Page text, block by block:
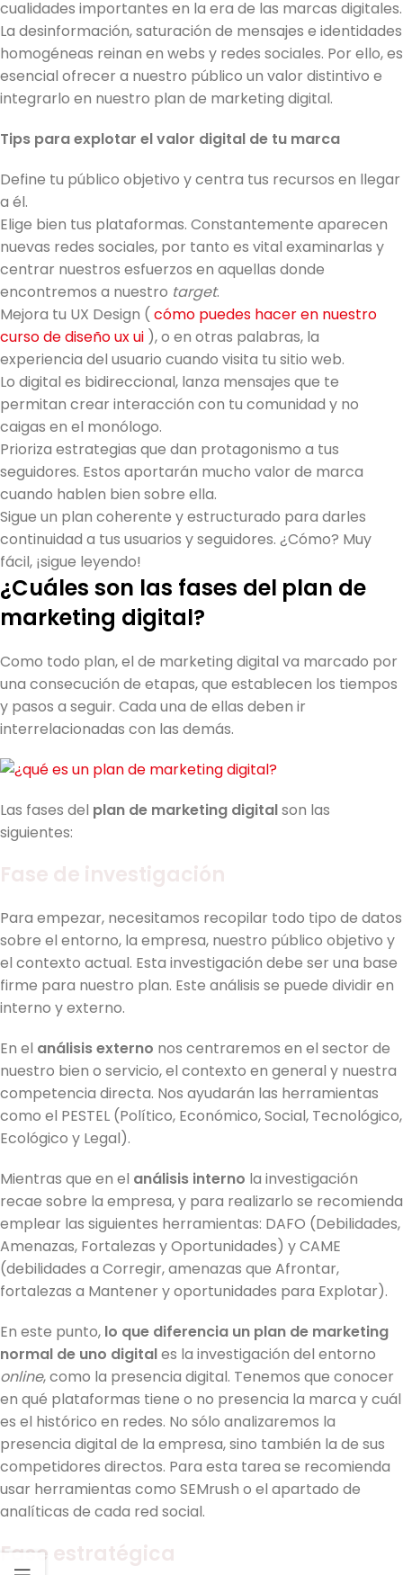
cualidades importantes en la era de las marcas digitales.
La desinformación, saturación de mensajes e identidades
homogéneas reinan en webs y redes sociales. Por ello, es
esencial ofrecer a nuestro público un valor distintivo e
integrarlo en nuestro plan de marketing digital.
Tips para explotar el valor digital de tu marca
Define tu público objetivo y centra tus recursos en llegar
a él.
Elige bien tus plataformas. Constantemente aparecen
nuevas redes sociales, por tanto es vital examinarlas y
centrar nuestros esfuerzos en aquellas donde
encontremos a nuestro target.
Mejora tu UX Design ( cómo puedes hacer en nuestro
curso de diseño ux ui ), o en otras palabras, la
experiencia del usuario cuando visita tu sitio web.
Lo digital es bidireccional, lanza mensajes que te
permitan crear interacción con tu comunidad y no
caigas en el monólogo.
Prioriza estrategias que dan protagonismo a tus
seguidores. Estos aportarán mucho valor de marca
cuando hablen bien sobre ella.
Sigue un plan coherente y estructurado para darles
continuidad a tus usuarios y seguidores. ¿Cómo? Muy
fácil, ¡sigue leyendo!
¿Cuáles son las fases del plan de
marketing digital?
Como todo plan, el de marketing digital va marcado por
una consecución de etapas, que establecen los tiempos
y pasos a seguir. Cada una de ellas deben ir
interrelacionadas con las demás.
Las fases del plan de marketing digitalson las
siguientes:
Para empezar, necesitamos recopilar todo tipo de datos
sobre el entorno, la empresa, nuestro público objetivo y
el contexto actual. Esta investigación debe ser una base
firme para nuestro plan. Este análisis se puede dividir en
interno y externo.
En el análisis externo nos centraremos en el sector de
nuestro bien o servicio, el contexto en general y nuestra
competencia directa. Nos ayudarán las herramientas
como el PESTEL (Político, Económico, Social, Tecnológico,
Ecológico y Legal).
Mientras que en el análisis interno la investigación
recae sobre la empresa, y para realizarlo se recomienda
emplear las siguientes herramientas: DAFO (Debilidades,
Amenazas, Fortalezas y Oportunidades) y CAME
(debilidades a Corregir, amenazas que Afrontar,
fortalezas a Mantener y oportunidades para Explotar).
En este punto, lo que diferencia un plan de marketing
normal de uno digitales la investigación del entorno
online, como la presencia digital. Tenemos que conocer
en qué plataformas tiene o no presencia la marca y cuál
es el histórico en redes. No sólo analizaremos la
presencia digital de la empresa, sino también la de sus
competidores directos. Para esta tarea se recomienda
usar herramientas como SEMrush o el apartado de
analíticas de cada red social.
Fase estratégica